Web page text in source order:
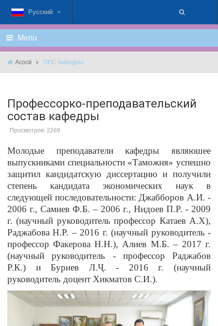
Русский
Menu
Асосӣ ППС кафедры
Профессорко-преподавательский
состав кафедры
Просмотров: 2269
Молодые преподаватели кафедры являюшее
выпускниками специальности «Таможня» успешно
защитил кандидатскую диссертацию и получили
степень кандидата экономических наук в
следующей последовательности: Джабборов А.И. -
2006 г., Самиев Ф.Б. – 2006 г., Нидоев П.Р. - 2009
г. (научный руководитель профессор Катаев А.Х),
Раджабова Н.Р. – 2016 г. (научный руководитель -
профессор Факерова Н.Н.), Алиев М.Б. – 2017 г.
(научный руководитель - профессор Раджабов
Р.К.) и Буриев Л.Ҷ. - 2016 г. (научный
руководитель доцент Хикматов С.И.).